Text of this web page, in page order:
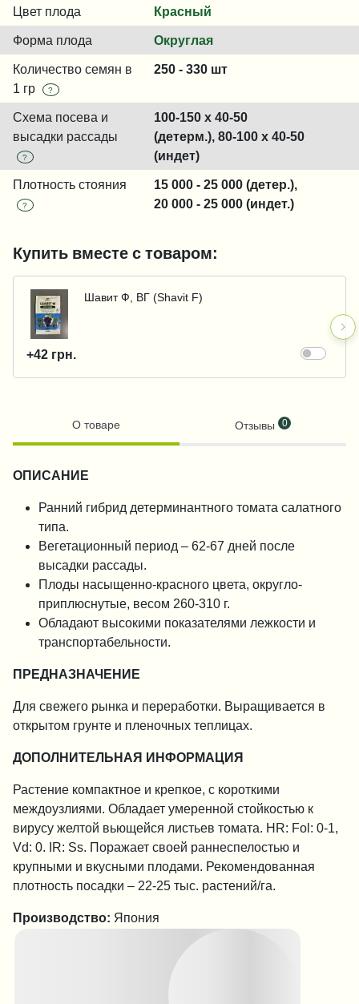
Цвет плода Красный
Форма плода Округлая
Количество семян в
1 гр
?
250 - 330 шт
Схема посева и
высадки рассады
?
100-150 x 40-50
(детерм.), 80-100 x 40-50
(индет)
Плотность стояния
?
15 000 - 25 000 (детер.),
20 000 - 25 000 (индет.)
Купить вместе с товаром:
Шавит Ф, ВГ (Shavit F)
+42 грн.
О товаре Отзывы 0
ОПИСАНИЕ
Ранний гибрид детерминантного томата салатного
типа.
Вегетационный период – 62-67 дней после
высадки рассады.
Плоды насыщенно-красного цвета, округло-
приплюснутые, весом 260-310 г.
Обладают высокими показателями лежкости и
транспортабельности.
ПРЕДНАЗНАЧЕНИЕ
Для свежего рынка и переработки. Выращивается в
открытом грунте и пленочных теплицах.
ДОПОЛНИТЕЛЬНАЯ ИНФОРМАЦИЯ
Растение компактное и крепкое, с короткими
междоузлиями. Обладает умеренной стойкостью к
вирусу желтой вьющейся листьев томата. HR: Fol: 0-1,
Vd: 0. IR: Ss. Поражает своей раннеспелостью и
крупными и вкусными плодами. Рекомендованная
плотность посадки – 22-25 тыс. растений/га.
Производство: Япония